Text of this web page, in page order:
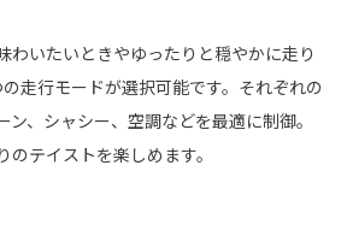
わいたいときやゆったりと穏やかに走り
走行モードが選択可能です。それぞれの
、シャシー、空調などを最適に制御。
テイストを楽しめます。